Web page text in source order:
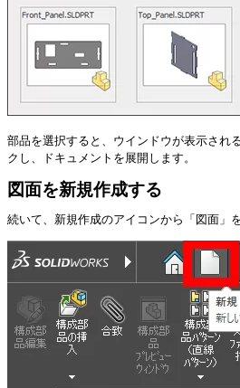
部品を選択すると、ウインドウが表示され
クし、ドキュメントを展開します。
図面を新規作成する
続いて、新規作成のアイコンから「図面」